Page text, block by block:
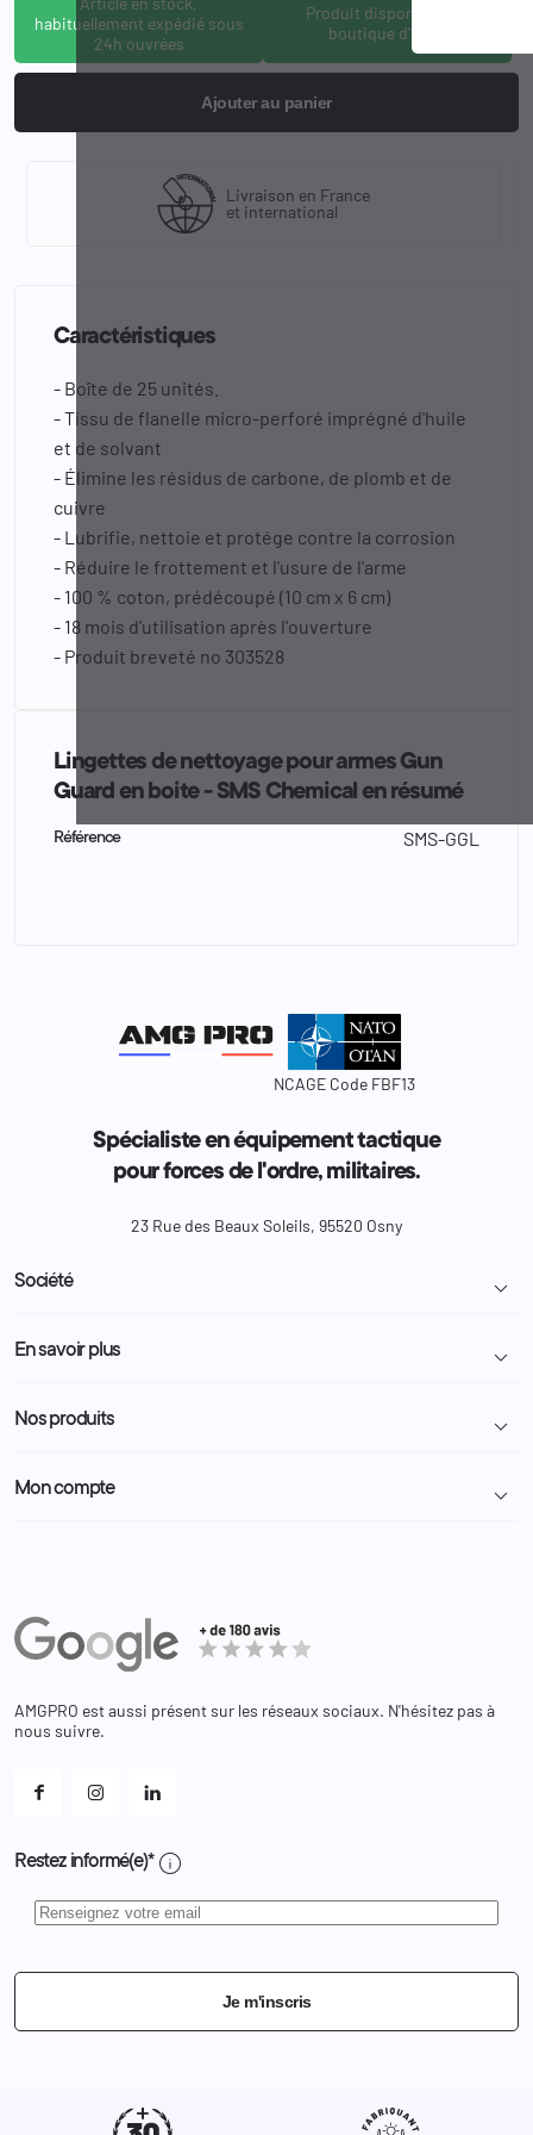
habituellement expédié sous
24h ouvrées
Produit disponible à la
boutique d'Osny
Ajouter au panier
Livraison en France
et international
Caractéristiques
- Boîte de 25 unités.
- Tissu de flanelle micro-perforé imprégné d'huile
et de solvant
- Élimine les résidus de carbone, de plomb et de
cuivre
- Lubrifie, nettoie et protége contre la corrosion
- Réduire le frottement et l'usure de l'arme
- 100 % coton, prédécoupé (10 cm x 6 cm)
- 18 mois d'utilisation après l'ouverture
- Produit breveté no 303528
Lingettes de nettoyage pour armes Gun
Guard en boite - SMS Chemical en résumé
Référence SMS-GGL
NCAGE Code FBF13
Spécialiste en équipement tactique
pour forces de l'ordre, militaires.
23 Rue des Beaux Soleils, 95520 Osny
Société 
Livraison et retour colis
Demande de devis
Nous contacter
En savoir plus 
Programme Fidélité
Administration
Nos produits 
Police Municipale | ASVP
Equipements
Bagagerie
Mon compte 
Adresses
Bons de réduction
Et les cookies ?
AMGPRO est aussi présent sur les réseaux sociaux. N'hésitez pas à
nous suivre.
Restez informé(e)* info
Je m'inscris